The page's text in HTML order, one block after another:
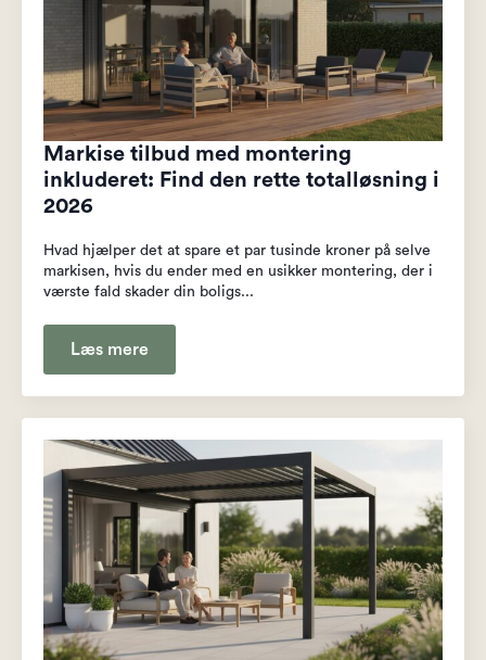
Markise tilbud med montering
inkluderet: Find den rette totalløsning i
2026
Hvad hjælper det at spare et par tusinde kroner på selve
markisen, hvis du ender med en usikker montering, der i
værste fald skader din boligs...
Læs mere